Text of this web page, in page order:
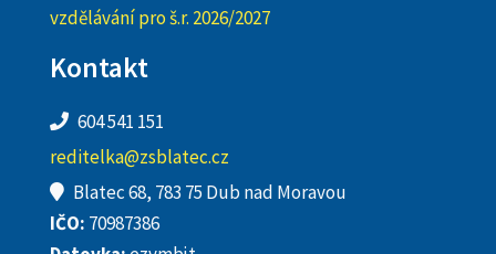
vzdělávání pro š.r. 2026/2027
Kontakt
604 541 151
reditelka@zsblatec.cz
Blatec 68, 783 75 Dub nad Moravou
IČO: 70987386